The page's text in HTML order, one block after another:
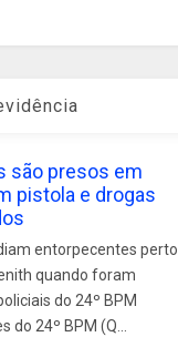
são presos em
pistola e drogas
entorpecentes perto
quando foram
do 24º BPM
do 24º BPM (Q...